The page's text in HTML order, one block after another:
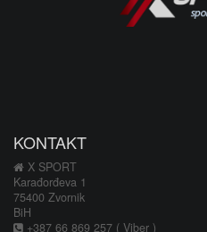
KONTAKT
X SPORT
Karađorđeva 1
75400 Zvornik
BiH
+387 66 869 257 ( Viber )